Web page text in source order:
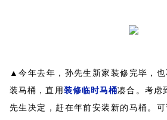
▲今年去年，孙先生新家装修完毕，
装马桶，直用 装修临时马桶凑合。考虑
先生决定，赶在年前安装新的马桶。